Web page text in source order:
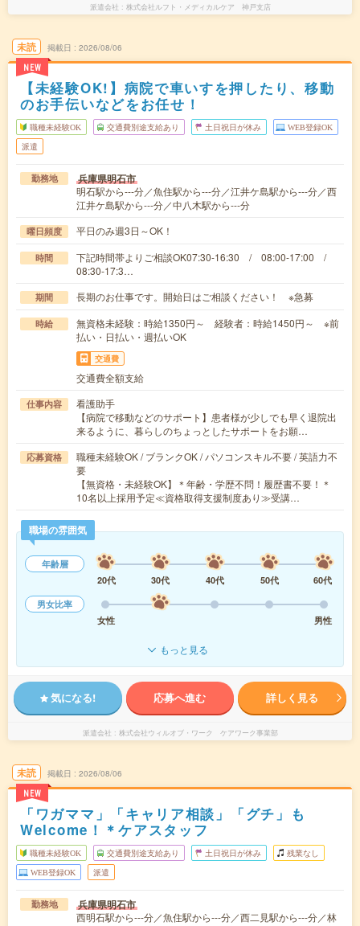
派遣会社 株式会社ルフト・メディカルケア 神戸支店
未読
NEW
掲載日 2026/08/06
【未経験OK!】病院で車いすを押したり、移動
のお手伝いなどをお任せ！
職種未経験OK 交通費別途支給あり 土日祝日が休み WEB登録OK
派遣
勤務地 兵庫県明石市
明石駅から---分／魚住駅から---分／江井ケ島駅から---分／西
江井ケ島駅から---分／中八木駅から---分
曜日頻度 平日のみ週3日～OK！
時間
下記時間帯よりご相談OK07:30-16:30 / 08:00-17:00 /
08:30-17:3…
期間 長期のお仕事です。開始日はご相談ください！ ※急募
時給
無資格未経験：時給1350円～ 経験者：時給1450円～ ※前
払い・日払い・週払いOK
交通費
交通費全額支給
仕事内容
看護助手
【病院で移動などのサポート】患者様が少しでも早く退院出
来るように、暮らしのちょっとしたサポートをお願…
応募資格
職種未経験OK / ブランクOK / パソコンスキル不要 / 英語力不
要
【無資格・未経験OK】＊年齢・学歴不問！履歴書不要！＊
10名以上採用予定≪資格取得支援制度あり≫受講…
職場の雰囲気
年齢層
20代
30代 40代 50代
60代
男女比率
女性
男性
もっと見る
気になる! 応募へ進む 詳しく見る
派遣会社 株式会社ウィルオブ・ワーク ケアワーク事業部
未読
NEW
掲載日 2026/08/06
「ワガママ」「キャリア相談」「グチ」も
Welcome！＊ケアスタッフ
職種未経験OK 交通費別途支給あり 土日祝日が休み 残業なし
WEB登録OK 派遣
勤務地 兵庫県明石市
西明石駅から---分／魚住駅から---分／西二見駅から---分／林